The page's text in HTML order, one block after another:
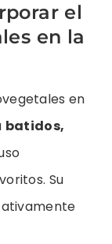
el
en la
en
batidos,
Su